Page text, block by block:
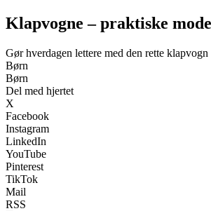
Klapvogne – praktiske
Gør hverdagen lettere med den rette
Børn
Børn
Del med hjertet
X
Facebook
Instagram
LinkedIn
YouTube
Pinterest
TikTok
Mail
RSS